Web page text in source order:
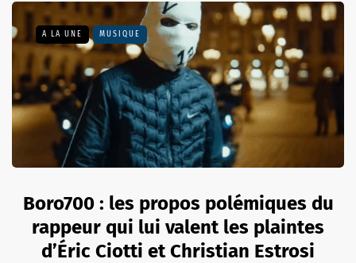
A LA UNE MUSIQUE
Boro700 : les propos polémiques du
rappeur qui lui valent les plaintes
d’Éric Ciotti et Christian Estrosi